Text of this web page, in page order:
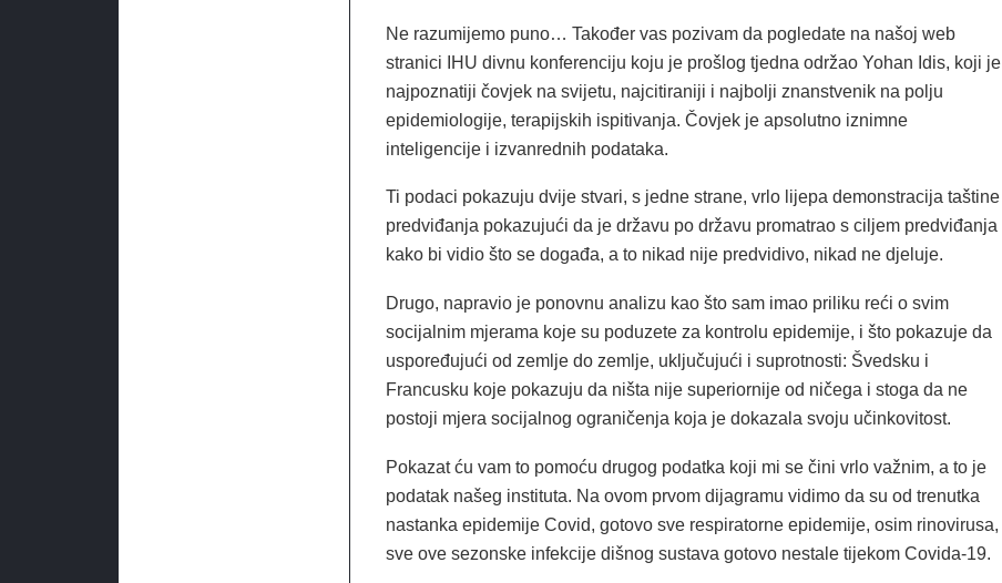
Ne razumijemo puno… Također vas pozivam da pogledate na našoj web
stranici IHU divnu konferenciju koju je prošlog tjedna održao Yohan Idis, koji je
najpoznatiji čovjek na svijetu, najcitiraniji i najbolji znanstvenik na polju
epidemiologije, terapijskih ispitivanja. Čovjek je apsolutno iznimne
inteligencije i izvanrednih podataka.
Ti podaci pokazuju dvije stvari, s jedne strane, vrlo lijepa demonstracija taštine
predviđanja pokazujući da je državu po državu promatrao s ciljem predviđanja
kako bi vidio što se događa, a to nikad nije predvidivo, nikad ne djeluje.
Drugo, napravio je ponovnu analizu kao što sam imao priliku reći o svim
socijalnim mjerama koje su poduzete za kontrolu epidemije, i što pokazuje da
uspoređujući od zemlje do zemlje, uključujući i suprotnosti: Švedsku i
Francusku koje pokazuju da ništa nije superiornije od ničega i stoga da ne
postoji mjera socijalnog ograničenja koja je dokazala svoju učinkovitost.
Pokazat ću vam to pomoću drugog podatka koji mi se čini vrlo važnim, a to je
podatak našeg instituta. Na ovom prvom dijagramu vidimo da su od trenutka
nastanka epidemije Covid, gotovo sve respiratorne epidemije, osim rinovirusa,
sve ove sezonske infekcije dišnog sustava gotovo nestale tijekom Covida-19.